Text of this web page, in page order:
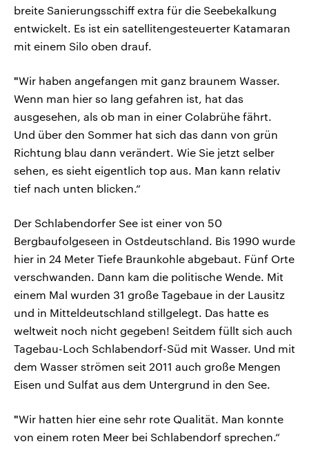
breite Sanierungsschiff extra für die Seebekalkung
entwickelt. Es ist ein satellitengesteuerter Katamaran
mit einem Silo oben drauf.
"Wir haben angefangen mit ganz braunem Wasser.
Wenn man hier so lang gefahren ist, hat das
ausgesehen, als ob man in einer Colabrühe fährt.
Und über den Sommer hat sich das dann von grün
Richtung blau dann verändert. Wie Sie jetzt selber
sehen, es sieht eigentlich top aus. Man kann relativ
tief nach unten blicken.“
Der Schlabendorfer See ist einer von 50
Bergbaufolgeseen in Ostdeutschland. Bis 1990 wurde
hier in 24 Meter Tiefe Braunkohle abgebaut. Fünf Orte
verschwanden. Dann kam die politische Wende. Mit
einem Mal wurden 31 große Tagebaue in der Lausitz
und in Mitteldeutschland stillgelegt. Das hatte es
weltweit noch nicht gegeben! Seitdem füllt sich auch
Tagebau-Loch Schlabendorf-Süd mit Wasser. Und mit
dem Wasser strömen seit 2011 auch große Mengen
Eisen und Sulfat aus dem Untergrund in den See.
"Wir hatten hier eine sehr rote Qualität. Man konnte
von einem roten Meer bei Schlabendorf sprechen.“